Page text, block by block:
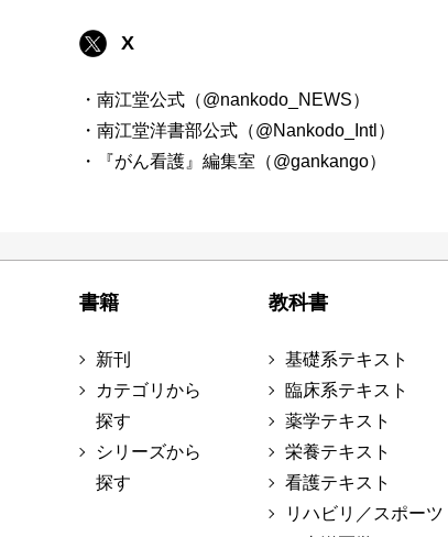
X
・南江堂公式（@nankodo_NEWS）
・南江堂洋書部公式（@Nankodo_Intl）
・『がん看護』編集室（@gankango）
書籍
新刊
カテゴリから
探す
シリーズから
探す
教科書
基礎系テキスト
臨床系テキスト
薬学テキスト
栄養テキスト
看護テキスト
リハビリ／スポーツ